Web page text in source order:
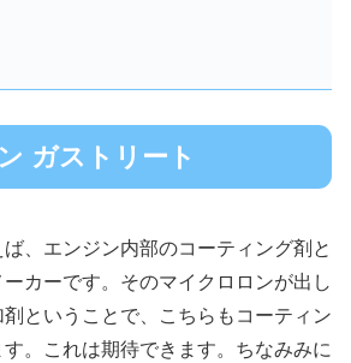
ガストリート
、エンジン内部のコーティング剤と
カーです。そのマイクロロンが出し
ということで、こちらもコーティン
。これは期待できます。ちなみみに